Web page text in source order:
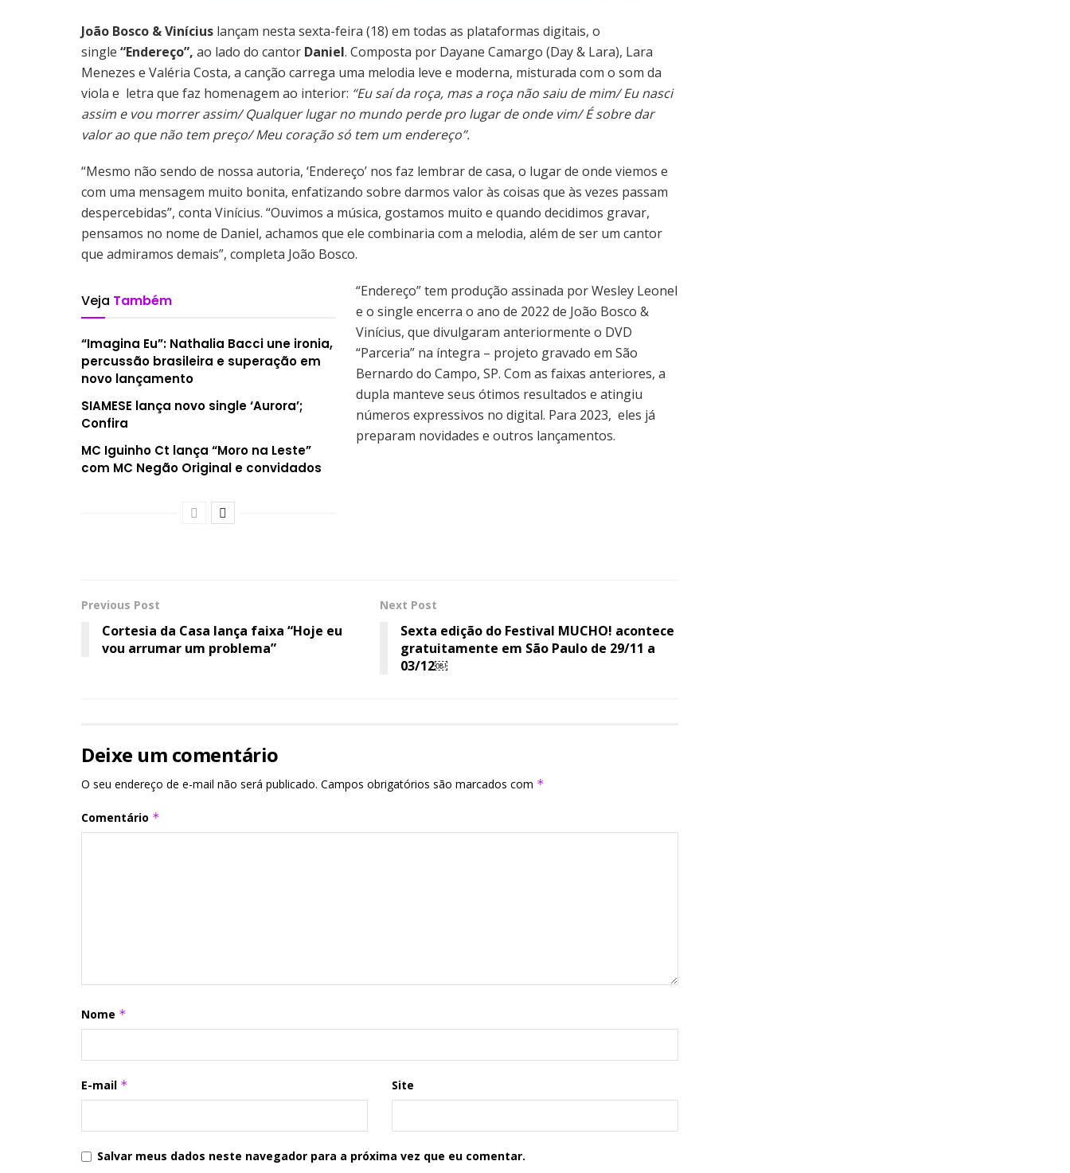
João Bosco & Vinícius lançam nesta sexta-feira (18) em todas as plataformas digitais, o
single “Endereço”, ao lado do cantor Daniel. Composta por Dayane Camargo (Day & Lara), Lara
Menezes e Valéria Costa, a canção carrega uma melodia leve e moderna, misturada com o som da
viola e letra que faz homenagem ao interior: “Eu saí da roça, mas a roça não saiu de mim/ Eu nasci
assim e vou morrer assim/ Qualquer lugar no mundo perde pro lugar de onde vim/ É sobre dar
valor ao que não tem preço/ Meu coração só tem um endereço”.
“Mesmo não sendo de nossa autoria, ‘Endereço’ nos faz lembrar de casa, o lugar de onde viemos e
com uma mensagem muito bonita, enfatizando sobre darmos valor às coisas que às vezes passam
despercebidas”, conta Vinícius. “Ouvimos a música, gostamos muito e quando decidimos gravar,
pensamos no nome de Daniel, achamos que ele combinaria com a melodia, além de ser um cantor
que admiramos demais”, completa João Bosco.
Veja Também
“Imagina Eu”: Nathalia Bacci une ironia,
percussão brasileira e superação em
novo lançamento
SIAMESE lança novo single ‘Aurora’;
Confira
MC Iguinho Ct lança “Moro na Leste”
com MC Negão Original e convidados
“Endereço” tem produção assinada por Wesley Leonel
e o single encerra o ano de 2022 de João Bosco &
Vinícius, que divulgaram anteriormente o DVD
“Parceria” na íntegra – projeto gravado em São
Bernardo do Campo, SP. Com as faixas anteriores, a
dupla manteve seus ótimos resultados e atingiu
números expressivos no digital. Para 2023, eles já
preparam novidades e outros lançamentos.
Previous Post
Cortesia da Casa lança faixa “Hoje eu
vou arrumar um problema”
Next Post
Sexta edição do Festival MUCHO! acontece
gratuitamente em São Paulo de 29/11 a
03/12￼
Deixe um comentário
O seu endereço de e-mail não será publicado. Campos obrigatórios são marcados com *
Comentário *
Nome *
E-mail * Site
Salvar meus dados neste navegador para a próxima vez que eu comentar.